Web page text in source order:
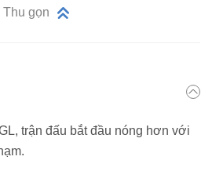
Thu gọn
trận đấu bắt đầu nóng hơn với